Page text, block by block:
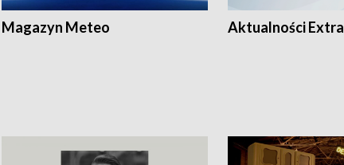
Magazyn Meteo Aktualności Extra